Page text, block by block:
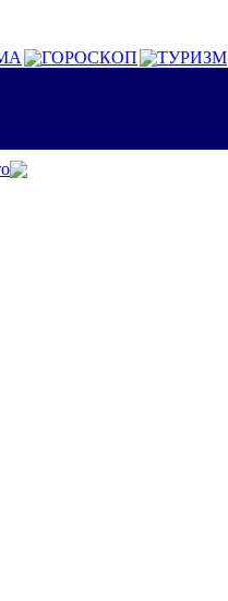
ГОРОСКОП ТУРИЗМ